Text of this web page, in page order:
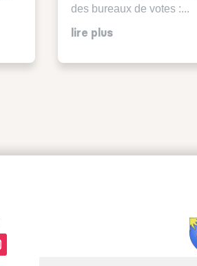
des bureaux de votes :...
lire plus